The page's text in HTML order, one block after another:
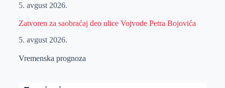
5. avgust 2026.
Zatvoren za saobraćaj deo ulice Vojvode Petra Bojovića
5. avgust 2026.
Vremenska prognoza